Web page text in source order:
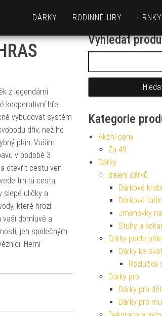
DÁRKY RODINNÉ HRY HRNKY
z legendární
kooperativní hře.
vybudovat systém
dřív, než ho
plán. Vaším
v podobě 3
otevřít cestu ven
trnitá cesta,
slepé uličky a
které hrozí
vaší domluvě a
jen společným
Herní
Vyhledat
Kategorie
Akční ceny
Za 49
Dárky
Balení dárků
Dárkové
Dárkové
Jmenovky
Stuhy a
Dárky podle
Dárky ke
Rozlučka
Dárky pro
Dárky pro
Dárky pro